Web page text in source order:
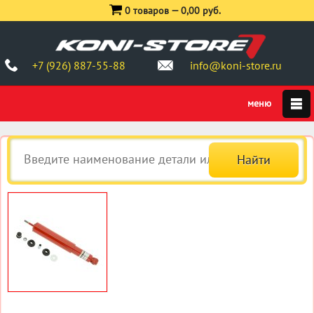
+7 (926) 887-55-88 info@koni-store.ru
0 товаров —0,00 руб.